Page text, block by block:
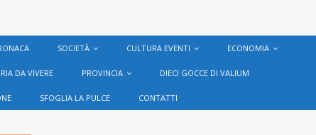
SOCIETÀ CULTURA EVENTI ECONOMIA
DA VIVERE PROVINCIA DIECI GOCCE DI VALIUM
SFOGLIA LA PULCE CONTATTI